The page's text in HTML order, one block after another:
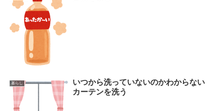
暮らし
いつから洗っていないのかわからない
カーテンを洗う